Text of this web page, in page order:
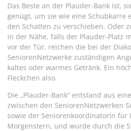
Das Beste an der Plauder-Bank ist,
genügt, um sie wie eine Schubkarre
den Schatten zu verschieben. Oder
in der Nähe, falls der Plauder-Platz
vor der Tür, reichen die bei der
SeniorenNetzwerke zuständigen
kaltes oder warmes Getränk. Ein
Fleckchen also.
Die „Plauder-Bank“ entstand aus
zwischen den SeniorenNetzwerken
sowie der Seniorenkoordinatorin für
Morgenstern, und wurde durch die